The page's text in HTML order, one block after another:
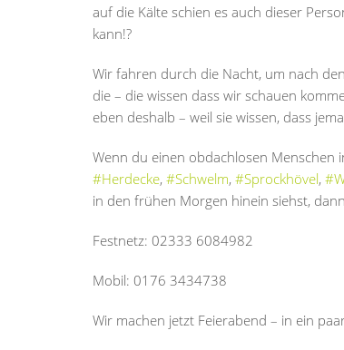
auf die Kälte schien es auch dieser
kann!?
Wir fahren durch die Nacht, um nach
die – die wissen dass wir schauen
eben deshalb – weil sie wissen, dass
Wenn du einen obdachlosen Menschen
#Herdecke, #Schwelm, #Sprockhövel,
in den frühen Morgen hinein siehst,
Festnetz: 02333 6084982
Mobil: 0176 3434738
Wir machen jetzt Feierabend – in ein